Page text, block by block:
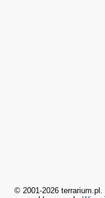
© 2001-2026